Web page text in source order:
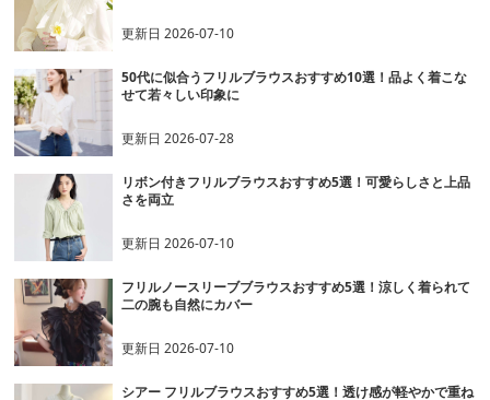
更新日2026-07-10
50代に似合うフリルブラウスおすすめ10選！品よく着こな
せて若々しい印象に
更新日2026-07-28
リボン付きフリルブラウスおすすめ5選！可愛らしさと上品
さを両立
更新日2026-07-10
フリルノースリーブブラウスおすすめ5選！涼しく着られて
二の腕も自然にカバー
更新日2026-07-10
シアー フリルブラウスおすすめ5選！透け感が軽やかで重ね